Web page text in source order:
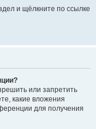
и щёлкните по ссылке
или запретить
какие вложения
для получения